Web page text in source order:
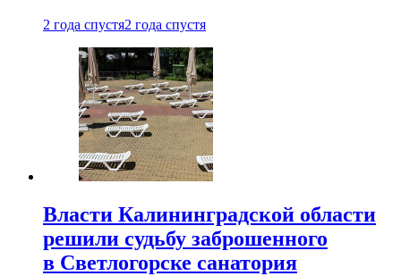
2 года спустя2 года спустя
Власти Калининградской области
решили судьбу заброшенного
в Светлогорске санатория